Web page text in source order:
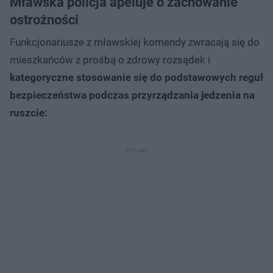
ostrożności
Funkcjonariusze z mławskiej komendy zwracają się do
mieszkańców z prośbą o zdrowy rozsądek i
kategoryczne stosowanie się do podstawowych reguł
bezpieczeństwa podczas przyrządzania jedzenia na
ruszcie: